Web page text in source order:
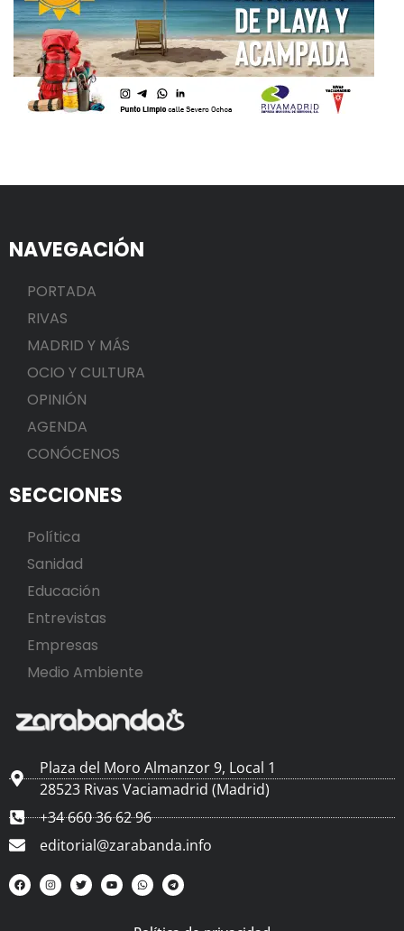
NAVEGACIÓN
PORTADA
RIVAS
MADRID Y MÁS
OCIO Y CULTURA
OPINIÓN
AGENDA
CONÓCENOS
SECCIONES
Política
Sanidad
Educación
Entrevistas
Empresas
Medio Ambiente
Plaza del Moro Almanzor 9, Local 1
28523 Rivas Vaciamadrid (Madrid)
+34 660 36 62 96
editorial@zarabanda.info